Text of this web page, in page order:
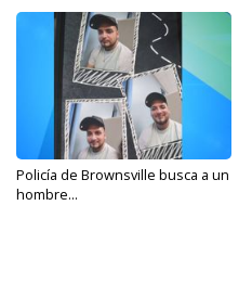
Policía de Brownsville busca a un
hombre...